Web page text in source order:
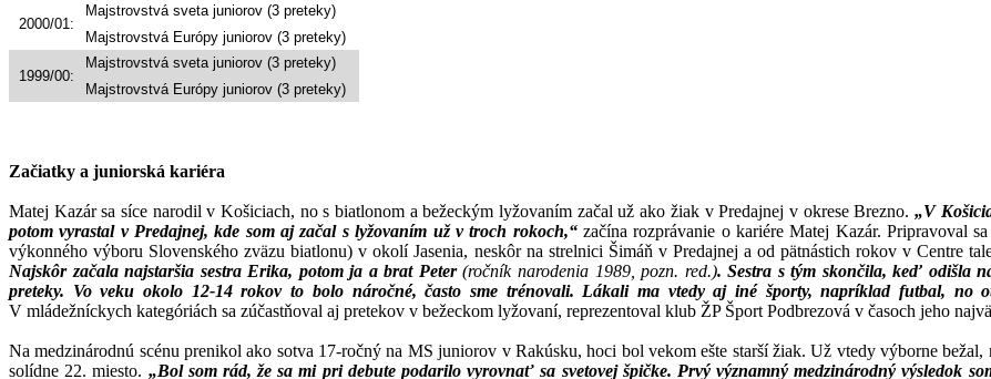
2000/01:
Majstrovstvá sveta juniorov (3 preteky)
Majstrovstvá Európy juniorov (3 preteky)
1999/00:
Majstrovstvá sveta juniorov (3 preteky)
Majstrovstvá Európy juniorov (3 preteky)
Začiatky a juniorská kariéra
Matej Kazár sa síce narodil v Košiciach, no s biatlonom a bežeckým lyžovaním začal už ako žiak v Predajnej v okrese Brezno. „V
potom vyrastal v Predajnej, kde som aj začal s lyžovaním už v troch rokoch,“začína rozprávanie o kariére Matej Kazár. Pripravoval
výkonného výboru Slovenského zväzu biatlonu) v okolí Jasenia, neskôr na strelnici Šimáň v Predajnej a od pätnástich rokov v Centre
Najskôr začala najstaršia sestra Erika, potom ja a brat Peter(ročník narodenia 1989, pozn. red.). Sestra s tým skončila, keď odišla
preteky. Vo veku okolo 12-14 rokov to bolo náročné, často sme trénovali. Lákali ma vtedy aj iné športy, napríklad futbal, no
V mládežníckych kategóriách sa zúčastňoval aj pretekov v bežeckom lyžovaní, reprezentoval klub ŽP Šport Podbrezová v časoch jeho
Na medzinárodnú scénu prenikol ako sotva 17-ročný na MS juniorov v Rakúsku, hoci bol vekom ešte starší žiak. Už vtedy výborne
solídne 22. miesto. „Bol som rád, že sa mi pri debute podarilo vyrovnať sa svetovej špičke. Prvý významný medzinárodný výsledok